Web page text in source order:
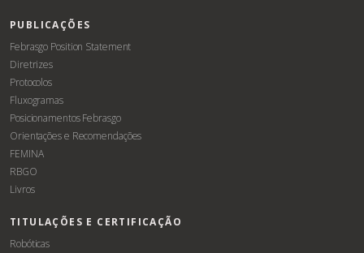
PUBLICAÇÕES
Febrasgo Position Statement
Diretrizes
Protocolos
Fluxogramas
Posicionamentos Febrasgo
Orientações e Recomendações
FEMINA
RBGO
Livros
TITULAÇÕES E CERTIFICAÇÃO
Robóticas